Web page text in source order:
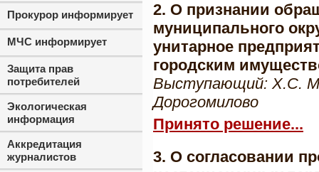
2. О признании
муниципального
унитарное
городским
Выступающий: Х.С.
Дорогомилово
Принято решение...
3. О согласовании
Прокурор информирует
МЧС информирует
Защита прав
потребителей
Экологическая
информация
Аккредитация
журналистов